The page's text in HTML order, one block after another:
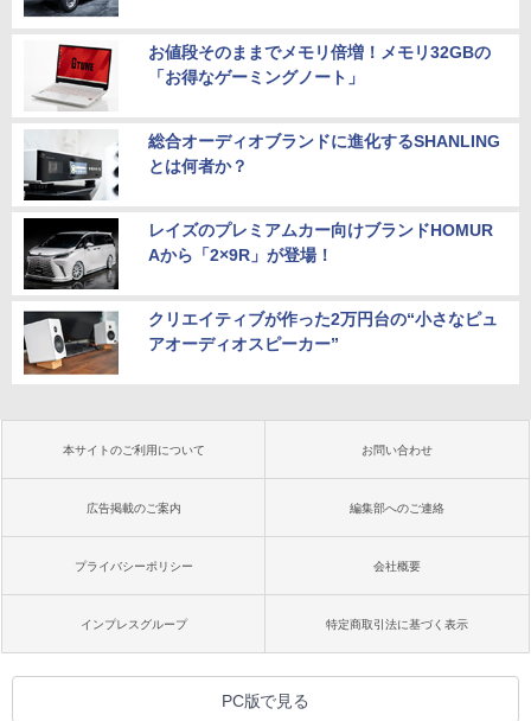
お値段そのままでメモリ倍増！メモリ32GBの
「お得なゲーミングノート」
総合オーディオブランドに進化するSHANLING
とは何者か？
レイズのプレミアムカー向けブランドHOMUR
Aから「2×9R」が登場！
クリエイティブが作った2万円台の“小さなピュ
アオーディオスピーカー”
本サイトのご利用について お問い合わせ
広告掲載のご案内 編集部へのご連絡
プライバシーポリシー 会社概要
インプレスグループ 特定商取引法に基づく表示
PC版で見る